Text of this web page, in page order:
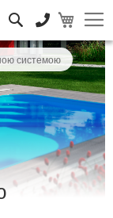
системою